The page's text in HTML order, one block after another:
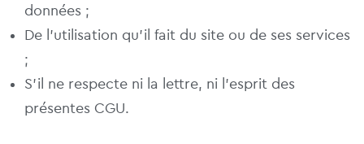
données ;
De l’utilisation qu’il fait du site ou de ses services
;
S’il ne respecte ni la lettre, ni l’esprit des
présentes CGU.